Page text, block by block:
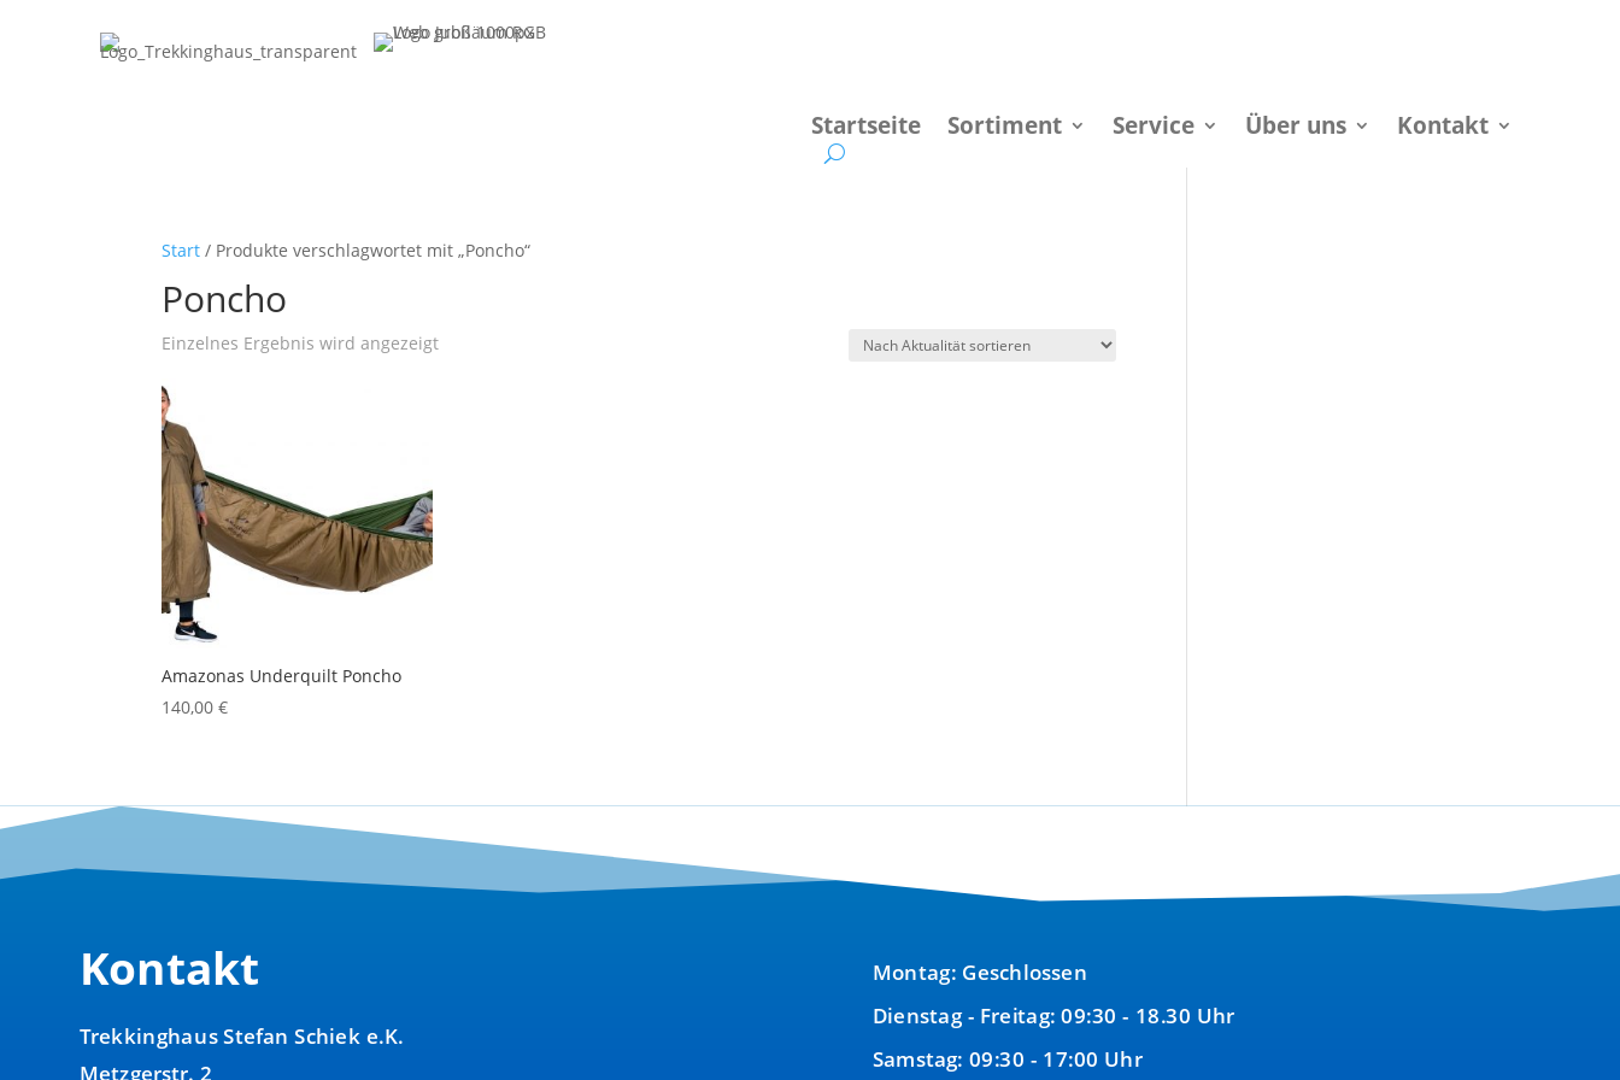
Startseite Sortiment Service Über uns Kontakt
Start / Produkte verschlagwortet mit „Poncho“
Poncho
Einzelnes Ergebnis wird angezeigt
Amazonas Underquilt Poncho
140,00€
Kontakt
Trekkinghaus Stefan Schiek e.K.
Metzgerstr. 2
Montag: Geschlossen
Dienstag - Freitag: 09:30 - 18.30 Uhr
Samstag: 09:30 - 17:00 Uhr